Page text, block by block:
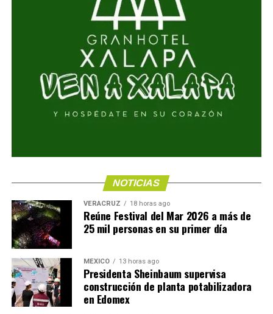
NOTICIAS
VERACRUZ 18 horas ago
Reúne Festival del Mar 2026 a más de
25 mil personas en su primer día
MÉXICO 13 horas ago
Presidenta Sheinbaum supervisa
construcción de planta potabilizadora
en Edomex